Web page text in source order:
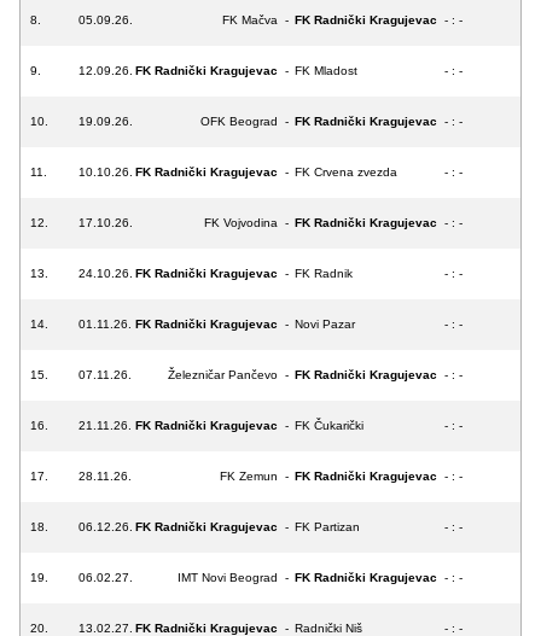
8. 05.09.26. FK Mačva - FK Radnički Kragujevac - : -
9. 12.09.26. FK Radnički Kragujevac - FK Mladost - : -
10. 19.09.26. OFK Beograd - FK Radnički Kragujevac - : -
11. 10.10.26. FK Radnički Kragujevac - FK Crvena zvezda - : -
12. 17.10.26. FK Vojvodina - FK Radnički Kragujevac - : -
13. 24.10.26. FK Radnički Kragujevac - FK Radnik - : -
14. 01.11.26. FK Radnički Kragujevac - Novi Pazar - : -
15. 07.11.26. Železničar Pančevo - FK Radnički Kragujevac - : -
16. 21.11.26. FK Radnički Kragujevac - FK Čukarički - : -
17. 28.11.26. FK Zemun - FK Radnički Kragujevac - : -
18. 06.12.26. FK Radnički Kragujevac - FK Partizan - : -
19. 06.02.27. IMT Novi Beograd - FK Radnički Kragujevac - : -
20. 13.02.27. FK Radnički Kragujevac - Radnički Niš - : -